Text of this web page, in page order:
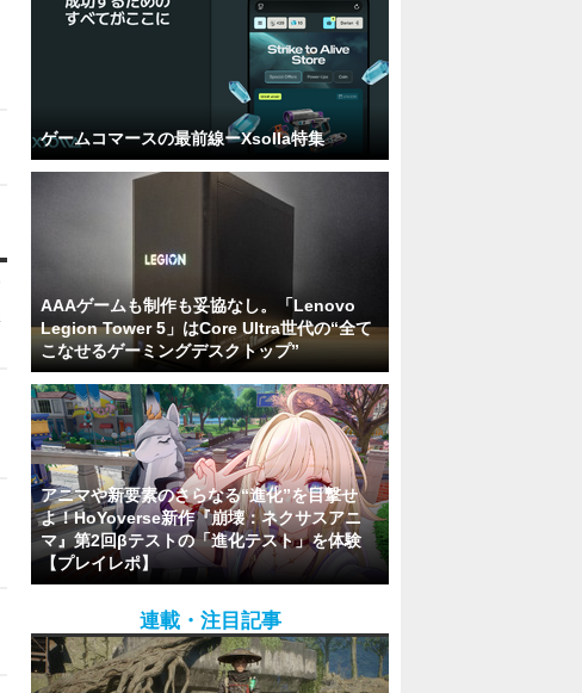
ゲームコマースの最前線ーXsolla特集
AAAゲームも制作も妥協なし。「Lenovo
Legion Tower 5」はCore Ultra世代の“全て
こなせるゲーミングデスクトップ”
アニマや新要素のさらなる“進化”を目撃せ
よ！HoYoverse新作『崩壊：ネクサスアニ
マ』第2回βテストの「進化テスト」を体験
【プレイレポ】
連載・注目記事